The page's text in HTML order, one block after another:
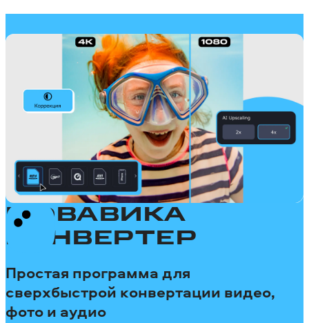
МОВАВИКА
КОНВЕРТЕР
Простая программа для
сверхбыстрой конвертации видео,
фото и аудио